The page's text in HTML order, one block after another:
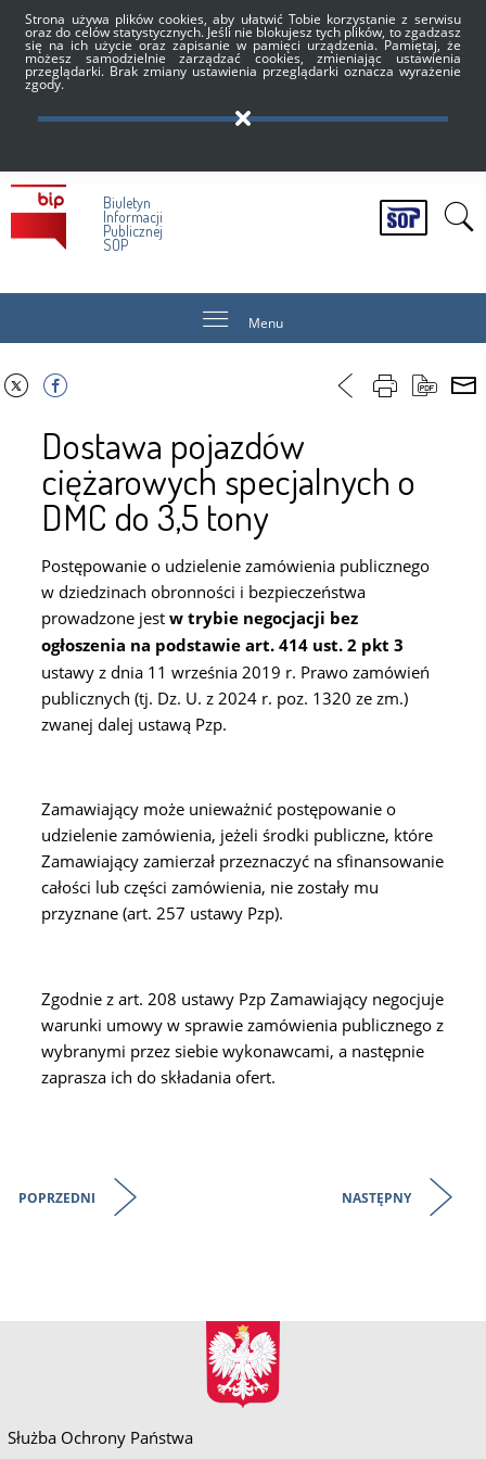
Strona używa plików cookies, aby ułatwić Tobie korzystanie z serwisu
oraz do celów statystycznych. Jeśli nie blokujesz tych plików, to zgadzasz
się na ich użycie oraz zapisanie w pamięci urządzenia. Pamiętaj, że
możesz samodzielnie zarządzać cookies, zmieniając ustawienia
przeglądarki. Brak zmiany ustawienia przeglądarki oznacza wyrażenie
zgody.
Biuletyn
Informacji
Publicznej
SOP
Menu
Dostawa pojazdów
ciężarowych specjalnych o
DMC do 3,5 tony
Postępowanie o udzielenie zamówienia publicznego
w dziedzinach obronności i bezpieczeństwa
prowadzone jestw trybie negocjacji bez
ogłoszenia na podstawie art. 414 ust. 2 pkt 3
ustawy z dnia 11 września 2019 r. Prawo zamówień
publicznych (tj. Dz. U. z 2024 r. poz. 1320 ze zm.)
zwanej dalej ustawą Pzp.
Zamawiający może unieważnić postępowanie o
udzielenie zamówienia, jeżeli środki publiczne, które
Zamawiający zamierzał przeznaczyć na sfinansowanie
całości lub części zamówienia, nie zostały mu
przyznane (art. 257 ustawy Pzp).
Zgodnie z art. 208 ustawy Pzp Zamawiający negocjuje
warunki umowy w sprawie zamówienia publicznego z
wybranymi przez siebie wykonawcami, a następnie
zaprasza ich do składania ofert.
POPRZEDNI NASTĘPNY
Służba Ochrony Państwa